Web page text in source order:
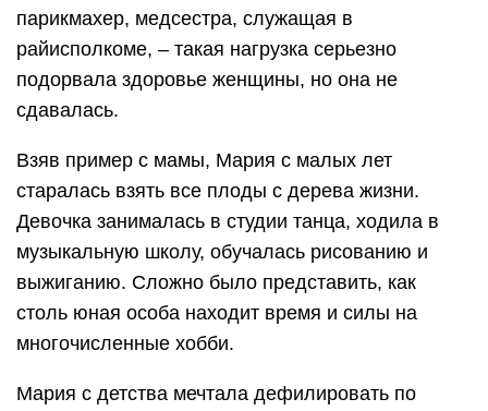
парикмахер, медсестра, служащая в
райисполкоме, – такая нагрузка серьезно
подорвала здоровье женщины, но она не
сдавалась.
Взяв пример с мамы, Мария с малых лет
старалась взять все плоды с дерева жизни.
Девочка занималась в студии танца, ходила в
музыкальную школу, обучалась рисованию и
выжиганию. Сложно было представить, как
столь юная особа находит время и силы на
многочисленные хобби.
Мария с детства мечтала дефилировать по